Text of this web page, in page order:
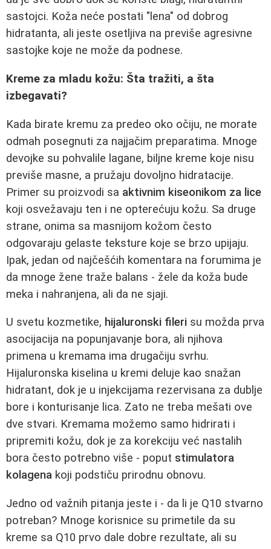
sastojci. Koža neće postati "lena" od dobrog
hidratanta, ali jeste osetljiva na previše agresivne
sastojke koje ne može da podnese.
Kreme za mladu kožu: Šta tražiti, a šta
izbegavati?
Kada birate kremu za predeo oko očiju, ne morate
odmah posegnuti za najjačim preparatima. Mnoge
devojke su pohvalile lagane, biljne kreme koje nisu
previše masne, a pružaju dovoljno hidratacije.
Primer su proizvodi sa aktivnim kiseonikom za lice
koji osvežavaju ten i ne opterećuju kožu. Sa druge
strane, onima sa masnijom kožom često
odgovaraju gelaste teksture koje se brzo upijaju.
Ipak, jedan od najčešćih komentara na forumima je
da mnoge žene traže balans - žele da koža bude
meka i nahranjena, ali da ne sjaji.
U svetu kozmetike, hijaluronski fileri su možda prva
asocijacija na popunjavanje bora, ali njihova
primena u kremama ima drugačiju svrhu.
Hijaluronska kiselina u kremi deluje kao snažan
hidratant, dok je u injekcijama rezervisana za dublje
bore i konturisanje lica. Zato ne treba mešati ove
dve stvari. Kremama možemo samo hidrirati i
pripremiti kožu, dok je za korekciju već nastalih
bora često potrebno više - poput stimulatora
kolagena koji podstiču prirodnu obnovu.
Jedno od važnih pitanja jeste i - da li je Q10 stvarno
potreban? Mnoge korisnice su primetile da su
kreme sa Q10 prvo dale dobre rezultate, ali su